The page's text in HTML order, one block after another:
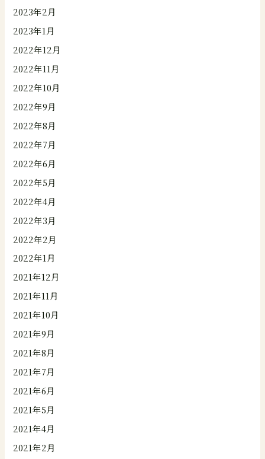
2023年2月
2023年1月
2022年12月
2022年11月
2022年10月
2022年9月
2022年8月
2022年7月
2022年6月
2022年5月
2022年4月
2022年3月
2022年2月
2022年1月
2021年12月
2021年11月
2021年10月
2021年9月
2021年8月
2021年7月
2021年6月
2021年5月
2021年4月
2021年2月